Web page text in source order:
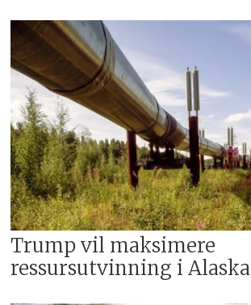
Trump vil maksimere
ressursutvinning i Alaska